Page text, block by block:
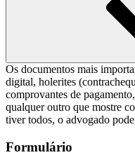
Os documentos mais
digital, holerites
comprovantes de
qualquer outro que mostre
tiver todos, o advogado
Formulário